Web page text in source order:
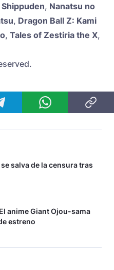
, Nanatsu no
, Dragon Ball Z: Kami
, Tales of Zestiria the X,
salva de la censura tras
anime Giant Ojou-sama
estreno